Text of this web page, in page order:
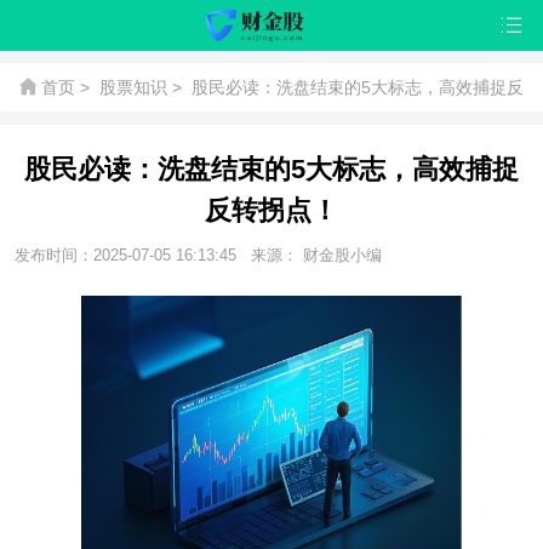
首页 > 股票知识 >
股民必读：洗盘结束的5大标志，高效捕捉反
股民必读：洗盘结束的5大标志，高效捕捉
反转拐点！
发布时间：2025-07-05 16:13:45 来源： 财金股小编